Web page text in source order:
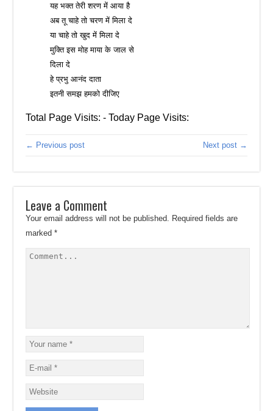
यह भक्त तेरी शरण में आया है
अब तू चाहे तो चरण में मिला दे
या चाहे तो खुद में मिला दे
मुक्ति इस मोह माया के जाल से
दिला दे
हे प्रभु आनंद दाता
इतनी समझ हमको दीजिए
Total Page Visits: - Today Page Visits:
← Previous post Next post →
Leave a Comment
Your email address will not be published. Required fields are
marked*